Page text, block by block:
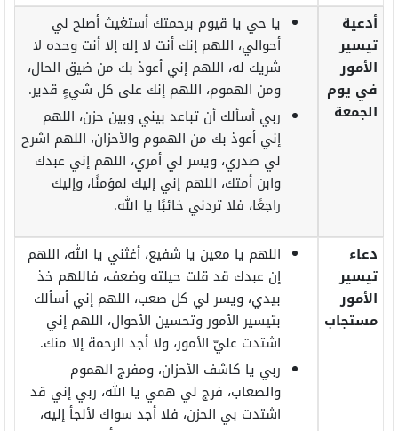
أدعية
تيسير
الأمور
في يوم
الجمعة
يا حي يا قيوم برحمتك أستغيث أصلح لي
أحوالي، اللهم إنك أنت لا إله إلا أنت وحده لا
شريك له، اللهم إني أعوذ بك من ضيق الحال،
ومن الهموم، اللهم إنك على كل شيءٍ قدير.
ربي أسألك أن تباعد بيني وبين حزن، اللهم
إني أعوذ بك من الهموم والأحزان، اللهم اشرح
لي صدري، ويسر لي أمري، اللهم إني عبدك
وابن أمتك، اللهم إني إليك لمؤمنًا، وإليك
راجعًا، فلا تردني خائبًا يا الله.
دعاء
تيسير
الأمور
مستجاب
اللهم يا معين يا شفيع، أغثني يا الله، اللهم
إن عبدك قد قلت حيلته وضعف، فاللهم خذ
بيدي، ويسر لي كل صعب، اللهم إني أسألك
بتيسير الأمور وتحسين الأحوال، اللهم إني
اشتدت عليّ الأمور، ولا أجد الرحمة إلا منك.
ربي يا كاشف الأحزان، ومفرج الهموم
والصعاب، فرج لي همي يا الله، ربي إني قد
اشتدت بي الحزن، فلا أجد سواك لألجأ إليه،